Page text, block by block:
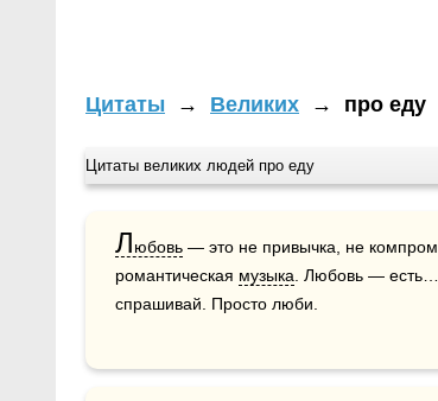
Цитаты → Великих → про еду
Цитаты великих людей про еду
Любовь — это не привычка, не
романтическая музыка . Любовь —
спрашивай. Просто люби.